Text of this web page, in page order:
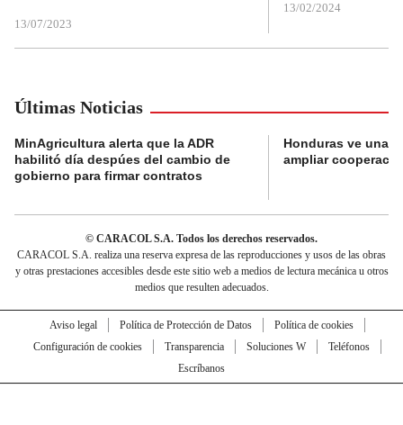
13/07/2023
13/02/2024
Últimas Noticias
MinAgricultura alerta que la ADR
habilitó día despúes del cambio de
gobierno para firmar contratos
Honduras ve una
ampliar
© CARACOL S.A. Todos los derechos reservados.
CARACOL S.A. realiza una reserva expresa de las reproducciones y usos de las obras
y otras prestaciones accesibles desde este sitio web a medios de lectura mecánica u otros
medios que resulten adecuados.
Aviso legal Política de Protección de Datos
Política de cookies
Configuración de cookies
Transparencia Soluciones W
Teléfonos
Escríbanos